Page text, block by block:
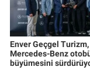
Enver Geçgel
Mercedes-Benz
büyümesini